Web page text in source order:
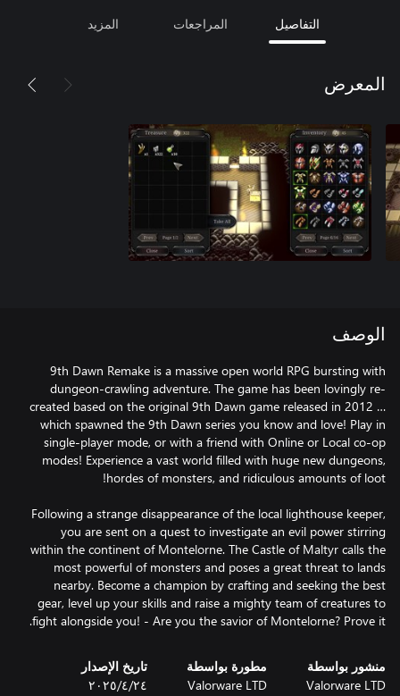
التفاصيل المراجعات المزيد
المعرض
الوصف
9th Dawn Remake is a massive open world RPG bursting with
dungeon-crawling adventure. The game has been lovingly re-
created based on the original 9th Dawn game released in 2012 …
which spawned the 9th Dawn series you know and love! Play in
single-player mode, or with a friend with Online or Local co-op
modes! Experience a vast world filled with huge new dungeons,
Following a strange disappearance of the local lighthouse keeper,
you are sent on a quest to investigate an evil power stirring
within the continent of Montelorne. The Castle of Maltyr calls the
most powerful of monsters and poses a great threat to lands
nearby. Become a champion by crafting and seeking the best
gear, level up your skills and raise a mighty team of creatures to
fight alongside you! - Are you the savior of Montelorne? Prove it.
منشور بواسطة
Valorware LTD
مطورة بواسطة
Valorware LTD
تاريخ الإصدار
٢٤‏/٤‏/٢٠٢٥